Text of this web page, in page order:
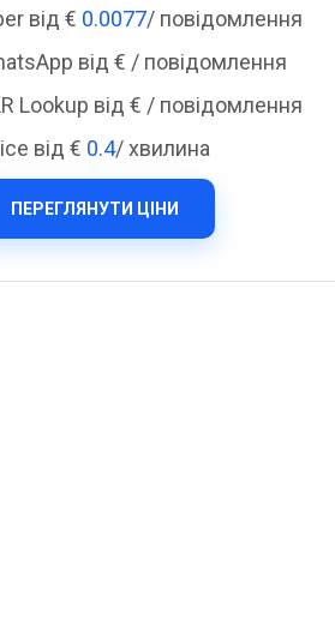
від € 0.0077/ повідомлення
від € / повідомлення
Lookup від € / повідомлення
від € 0.4/ хвилина
ПЕРЕГЛЯНУТИ ЦІНИ